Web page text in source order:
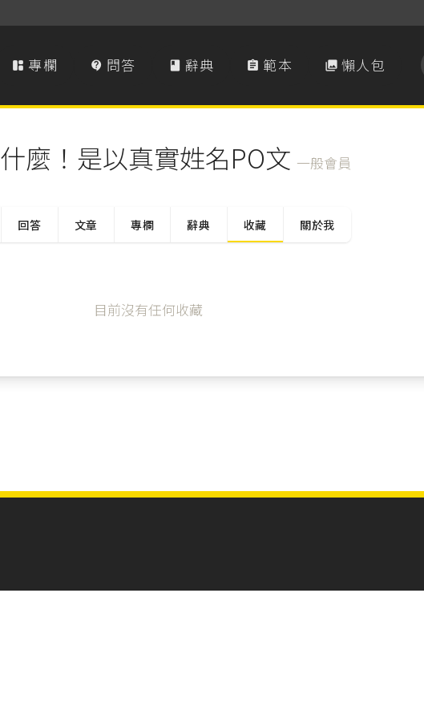
 專欄  問答  辭典  範本  懶人包
什麼！是以真實姓名PO文 一般會員
回答 文章 專欄 辭典 收藏 關於我
目前沒有任何收藏